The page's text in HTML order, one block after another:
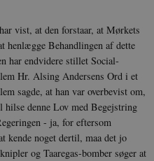
vist, at den forstaar, at Mørkets
henlægge Behand­lingen af dette
har endvidere stillet Social­
Hr. Alsing Andersens Ord i et
sagde, at han var overbevist om,
denne Lov med Begejstring
- ja, for eftersom
kende noget dertil, maa det jo
og Taaregas-bomber søger at
Spotify Inc.
.spotify.com
Oracle Corporation
.nr-data.net
Session